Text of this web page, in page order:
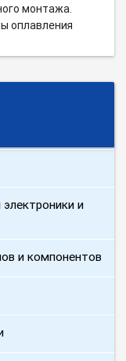
монтажа.
оплавления
и
и компонентов